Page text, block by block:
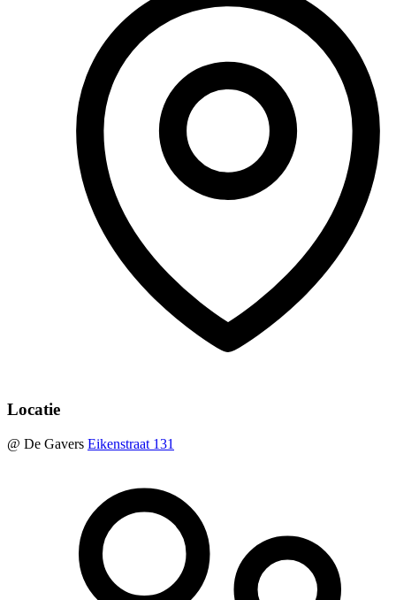
Locatie
@ De Gavers Eikenstraat 131